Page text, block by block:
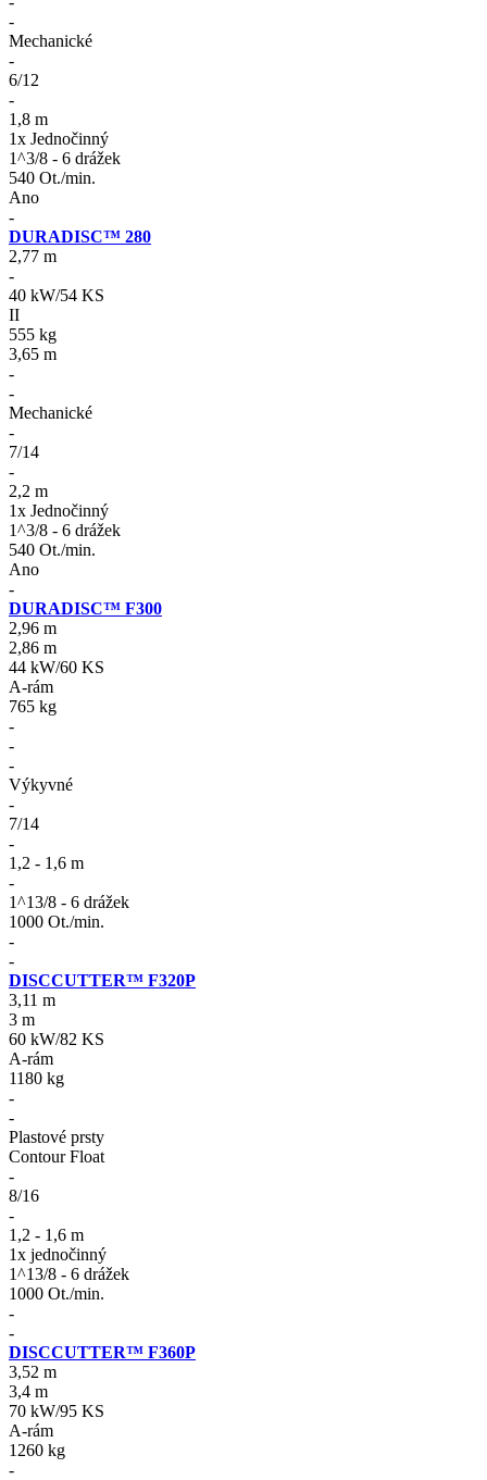
-
Mechanické
-
6/12
-
1,8 m
1x Jednočinný
1^3/8 - 6 drážek
540 Ot./min.
Ano
-
DURADISC™ 280
2,77 m
-
40 kW/54 KS
II
555 kg
3,65 m
-
-
Mechanické
-
7/14
-
2,2 m
1x Jednočinný
1^3/8 - 6 drážek
540 Ot./min.
Ano
-
DURADISC™ F300
2,96 m
2,86 m
44 kW/60 KS
A-rám
765 kg
-
-
-
Výkyvné
-
7/14
-
1,2 - 1,6 m
-
1^13/8 - 6 drážek
1000 Ot./min.
-
-
DISCCUTTER™ F320P
3,11 m
3 m
60 kW/82 KS
A-rám
1180 kg
-
-
Plastové prsty
Contour Float
-
8/16
-
1,2 - 1,6 m
1x jednočinný
1^13/8 - 6 drážek
1000 Ot./min.
-
-
DISCCUTTER™ F360P
3,52 m
3,4 m
70 kW/95 KS
A-rám
1260 kg
-